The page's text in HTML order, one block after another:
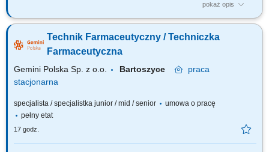
pokaż opis
Czego możesz się spodziewać? dynamiki pracy – z jednej strony
Ty jesteś ekspertem – wierzymy w Twoją fachową wiedzę, dlatego
każdemu Pacjentowi możesz poświęcić tyle czasu ile potrzebujesz i to Ty
Technik Farmaceutyczny / Techniczka
Farmaceutyczna
Gemini Polska Sp. z o.o. Bartoszyce
praca
stacjonarna
specjalista / specjalistka junior / mid / senior
umowa o pracę
pełny etat
17 godz.